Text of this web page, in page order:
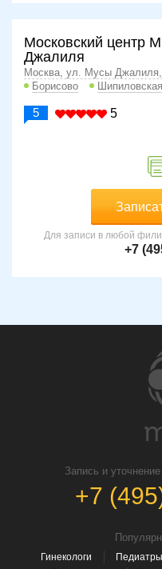
Московский центр
Джалиля
Москва, ул. Мусы
Борисово
Шипиловская
5 5
Для записи в любой
+7
Запись и
+7
Гинекологи Педиатры